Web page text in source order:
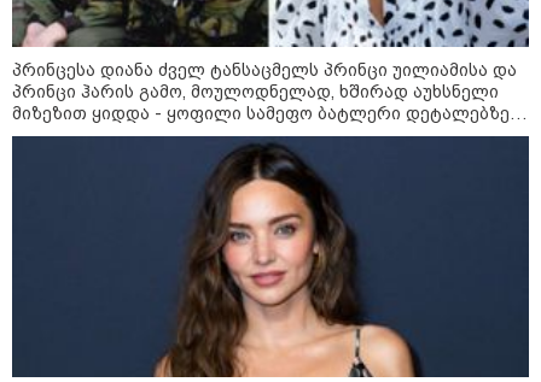
შსს - პოლიციამ თბილისში
კურიერზე ჯგუფურად ძალადობის
ბრალდებით 3 პირი, მათ შორის 2
არასრულწლოვანი დააკავა -
კი შესაბამისი ღონისძიებები
ტარდება
სებ - აშშ-ის სახაზინო
დეპარტამენტის მიერ
სანქცირებული პირი არ
წარმოადგენს საქართველოს
ეროვნული ბანკის რეგულირებულ
სუბიექტს
პრინცესა დიანა ძველ ტანსაცმელს პრინცი უილიამისა და
პრინცი ჰარის გამო, მოულოდნელად, ხშირად აუხსნელი
მიზეზით ყიდდა - ყოფილი სამეფო ბატლერი დეტალებზე
საკუთარ წიგნში საუბრობს